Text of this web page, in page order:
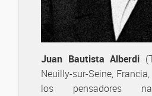
Juan Bautista Alberdi
Neuilly-sur-Seine,
los pensadores